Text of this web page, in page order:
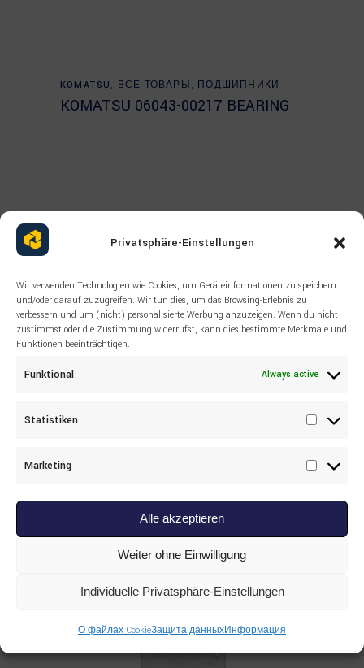
Privatsphäre-Einstellungen
Wir verwenden Technologien wie Cookies, um Geräteinformationen zu speichern
und/oder darauf zuzugreifen. Wir tun dies, um das Browsing-Erlebnis zu
verbessern und um (nicht) personalisierte Werbung anzuzeigen. Wenn du nicht
zustimmst oder die Zustimmung widerrufst, kann dies bestimmte Merkmale und
Funktionen beeinträchtigen.
Funktional Always active
Statistiken
Marketing
Alle akzeptieren
Weiter ohne Einwilligung
Individuelle Privatsphäre-Einstellungen
О файлах CookieЗащита данныхИнформация
Read more
KOMATSU , ВСЕ ТОВАРЫ , ПОДШИПНИКИ
KOMATSU 06043-00217 BEARING